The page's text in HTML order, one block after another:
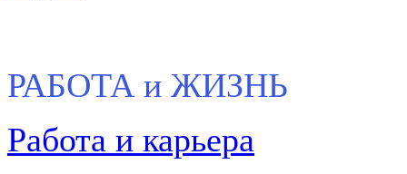
РАБОТА и ЖИЗНЬ
Работа и карьера